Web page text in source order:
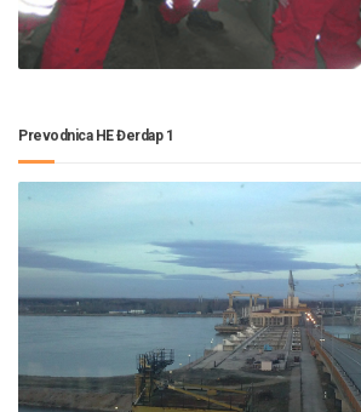
Prevodnica HE Đerdap 1